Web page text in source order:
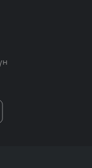
иштөө
борборлору